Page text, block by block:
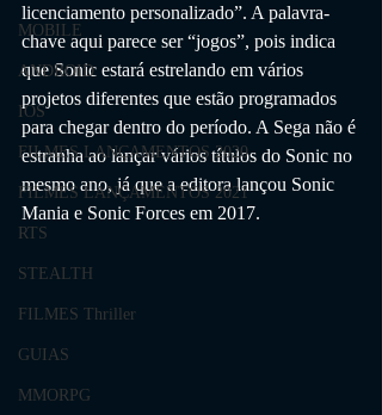
MOBILE
ANDROID
IOS
FILMES LANÇAMENTOS 2020
FILMES LANÇAMENTOS 2021
RTS
STEALTH
FILMES Thriller
GUIAS
MMORPG
licenciamento personalizado”. A palavra-
chave aqui parece ser “jogos”, pois indica
que Sonic estará estrelando em vários
projetos diferentes que estão programados
para chegar dentro do período. A Sega não é
estranha ao lançar vários títulos do Sonic no
mesmo ano, já que a editora lançou Sonic
Mania e Sonic Forces em 2017.